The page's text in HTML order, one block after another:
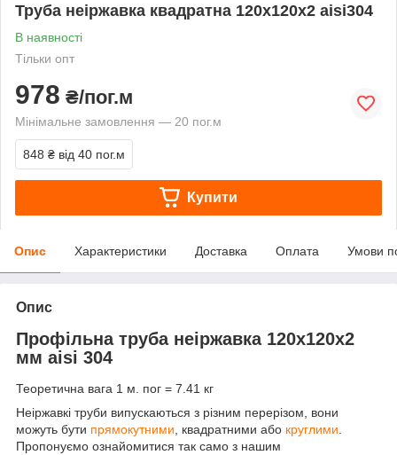
Труба неіржавка квадратна 120х120х2 aisi304
В наявності
Тільки опт
978 ₴/пог.м
Мінімальне замовлення — 20 пог.м
848 ₴ від 40 пог.м
Купити
Опис Характеристики Доставка Оплата Умови
Опис
Профільна труба неіржавка 120х120х2
мм aisi 304
Теоретична вага 1 м. пог = 7.41 кг
Неіржавкі труби випускаються з різним перерізом, вони
можуть бути прямокутними, квадратними або круглими.
Пропонуємо ознайомитися так само з нашим